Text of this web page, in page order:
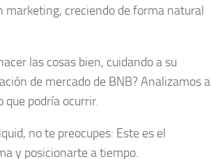
creciendo de forma natural
las cosas bien, cuidando a su
de mercado de BNB? Analizamos a
podría ocurrir.
no te preocupes: Este es el
y posicionarte a tiempo.